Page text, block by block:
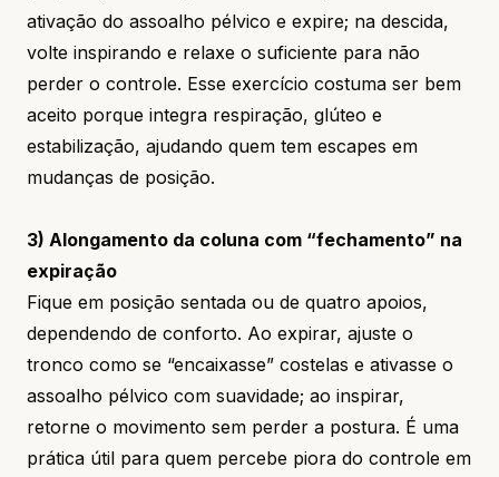
ativação do assoalho pélvico e expire; na descida,
volte inspirando e relaxe o suficiente para não
perder o controle. Esse exercício costuma ser bem
aceito porque integra respiração, glúteo e
estabilização, ajudando quem tem escapes em
mudanças de posição.
3) Alongamento da coluna com “fechamento” na
expiração
Fique em posição sentada ou de quatro apoios,
dependendo de conforto. Ao expirar, ajuste o
tronco como se “encaixasse” costelas e ativasse o
assoalho pélvico com suavidade; ao inspirar,
retorne o movimento sem perder a postura. É uma
prática útil para quem percebe piora do controle em